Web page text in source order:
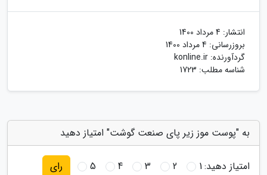
انتشار: 4 مرداد 1400
بروزرسانی: 4 مرداد 1400
گردآورنده: konline.ir
شناسه مطلب: 1723
به "پوست موز زیر پای صنعت گوشت" امتیاز دهید
امتیاز دهید:1
2
3
4
5 رای